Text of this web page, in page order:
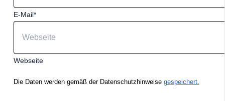
E-Mail*
Webseite
Die Daten werden gemäß der Datenschutzhinweise gespeichert.